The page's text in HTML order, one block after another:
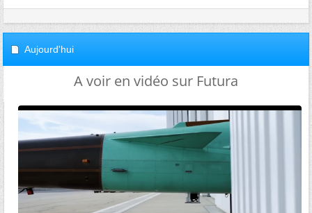
Aujourd'hui
A voir en vidéo sur Futura